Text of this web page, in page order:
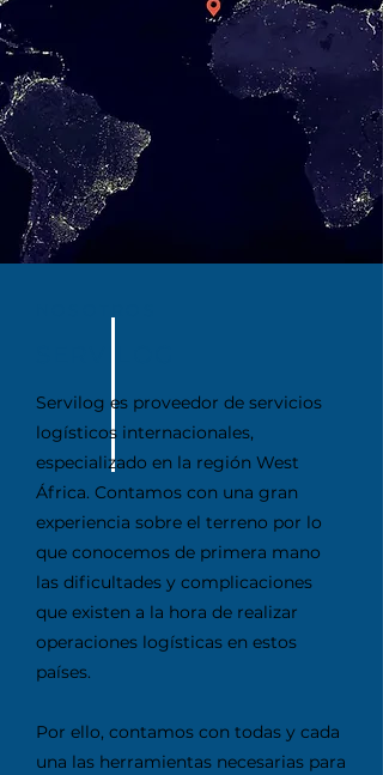
Servilog es proveedor de servicios
logísticos internacionales,
especializado en la región West
África. Contamos con una gran
experiencia sobre el terreno por lo
que conocemos de primera mano
las dificultades y complicaciones
que existen a la hora de realizar
operaciones logísticas en estos
países.
Por ello, contamos con todas y cada
una las herramientas necesarias para